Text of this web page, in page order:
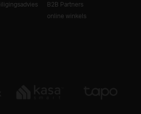
B2B Partners
online winkels